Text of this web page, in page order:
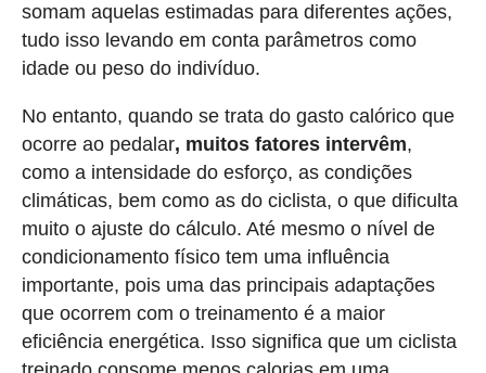
somam aquelas estimadas para diferentes ações,
tudo isso levando em conta parâmetros como
idade ou peso do indivíduo.
No entanto, quando se trata do gasto calórico que
ocorre ao pedalar, muitos fatores intervêm,
como a intensidade do esforço, as condições
climáticas, bem como as do ciclista, o que dificulta
muito o ajuste do cálculo. Até mesmo o nível de
condicionamento físico tem uma influência
importante, pois uma das principais adaptações
que ocorrem com o treinamento é a maior
eficiência energética. Isso significa que um ciclista